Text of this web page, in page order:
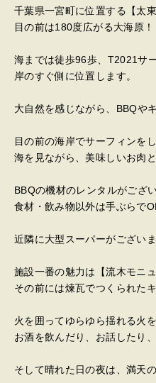
千葉県一宮町に位置する【太
目の前は180度広がる大海原！
海までは徒歩96歩、T2021サ
岸のすぐ側に位置します。
大自然を感じながら、BBQや
目の前の海岸で​サーフィンをし
海を見ながら、美味しいお肉
BBQの機材のレンタルがござ
食材・飲み物以外は手ぶらで
近隣に大型スーパーがございま
施設一番の魅力は【流木モニュ
その前には煉瓦でつくられた
火を囲ってゆらゆら揺れる火を
お酒を飲んだり、お話したり、
そして晴れた日の夜は、満天